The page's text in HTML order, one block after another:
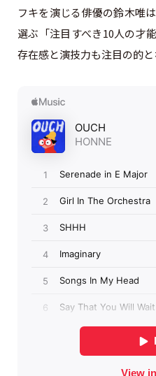
フキを演じる俳優の鈴木唯
選ぶ「注目すべき10人の才
存在感と演技力も注目の的と